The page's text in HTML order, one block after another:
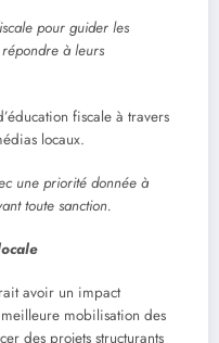
pour guider les
à leurs
fiscale à travers
locaux.
une priorité donnée à
toute sanction.
avoir un impact
mobilisation des
des projets structurants